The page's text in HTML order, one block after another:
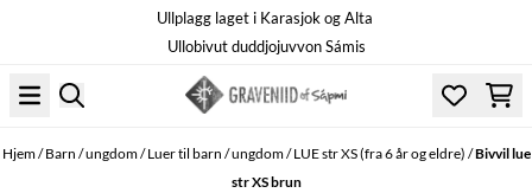
Ullplagg laget i Karasjok og Alta
Ullobivut duddjojuvvon Sámis
Hjem/Barn / ungdom/Luer til barn / ungdom/LUE str XS (fra 6 år og eldre) /Bivvil lue
str XS brun